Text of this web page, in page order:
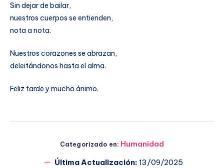
Sin dejar de bailar,
nuestros cuerpos se entienden,
nota a nota.
Nuestros corazones se abrazan,
deleitándonos hasta el alma.
Feliz tarde y mucho ánimo.
Categorizado en: Humanidad
Última Actualización: 13/09/2025